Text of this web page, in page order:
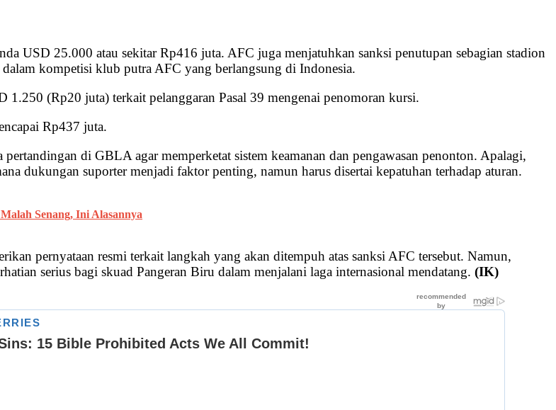
USD 25.000 atau sekitar Rp416 juta. AFC juga menjatuhkan sanksi penutupan sebagian stadion
kompetisi klub putra AFC yang berlangsung di Indonesia.
(Rp20 juta) terkait pelanggaran Pasal 39 mengenai penomoran kursi.
Rp437 juta.
di GBLA agar memperketat sistem keamanan dan pengawasan penonton. Apalagi,
dukungan suporter menjadi faktor penting, namun harus disertai kepatuhan terhadap aturan.
Senang, Ini Alasannya
pernyataan resmi terkait langkah yang akan ditempuh atas sanksi AFC tersebut. Namun,
serius bagi skuad Pangeran Biru dalam menjalani laga internasional mendatang. (IK)